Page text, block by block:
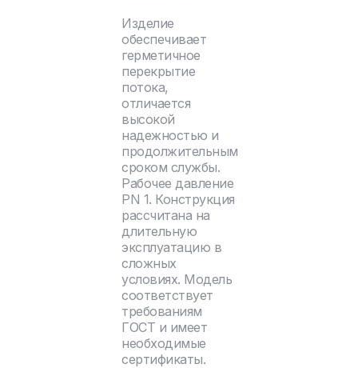
Изделие
обеспечивает
герметичное
перекрытие
потока,
отличается
высокой
надежностью и
продолжительным
сроком службы.
Рабочее давление
PN 1. Конструкция
рассчитана на
длительную
эксплуатацию в
сложных
условиях. Модель
соответствует
требованиям
ГОСТ и имеет
необходимые
сертификаты.